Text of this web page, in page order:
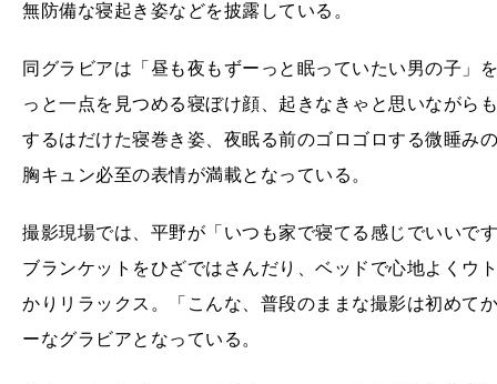
無防備な寝起き姿などを披露している。
同グラビアは「昼も夜もずーっと眠っていたい男の子」
っと一点を見つめる寝ぼけ顔、起きなきゃと思いながら
するはだけた寝巻き姿、夜眠る前のゴロゴロする微睡み
胸キュン必至の表情が満載となっている。
撮影現場では、平野が「いつも家で寝てる感じでいいで
ブランケットをひざではさんだり、ベッドで心地よく
かりリラックス。「こんな、普段のままな撮影は初めて
ーなグラビアとなっている。